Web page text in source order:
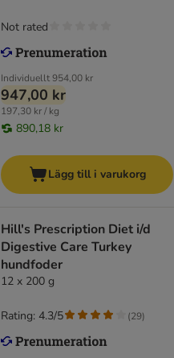
Individuellt954,00 kr
947,00 kr
197,30 kr / kg
890,18 kr
Not rated
Lägg till i varukorg
Hill's Prescription Diet i/d
Digestive Care Turkey
hundfoder
12 x 200 g
Rating: 4.3/5 (29)